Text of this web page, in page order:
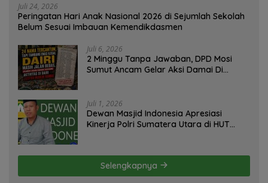
Juli 24, 2026
Peringatan Hari Anak Nasional 2026 di Sejumlah Sekolah
Belum Sesuai Imbauan Kemendikdasmen
Juli 6, 2026
2 Minggu Tanpa Jawaban, DPD Mosi
Sumut Ancam Gelar Aksi Damai Di
Whisnu Hermawan Bersikap Tegas .
Juli 1, 2026
Dewan Masjid Indonesia Apresiasi
Kinerja Polri Sumatera Utara di HUT
Selengkapnya